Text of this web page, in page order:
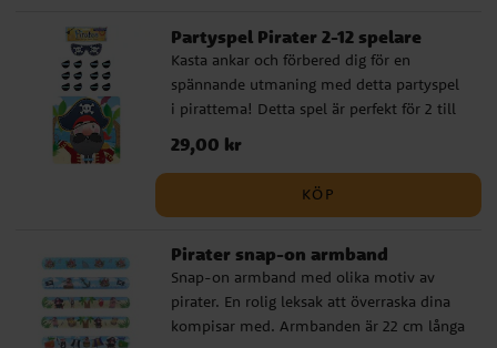
Partyspel Pirater 2-12 spelare
Kasta ankar och förbered dig för en
spännande utmaning med detta partyspel
i pirattema! Detta spel är perfekt för 2 till
man ska sätta piratens ögonlapp på rätt
sig. Spelet inkluderar en spelplan (poster),
Pris:29,00 kr
29,00 kr
KÖP
Pirater snap-on armband
Snap-on armband med olika motiv av
pirater. En rolig leksak att överraska dina
kompisar med. Armbanden är 22 cm långa